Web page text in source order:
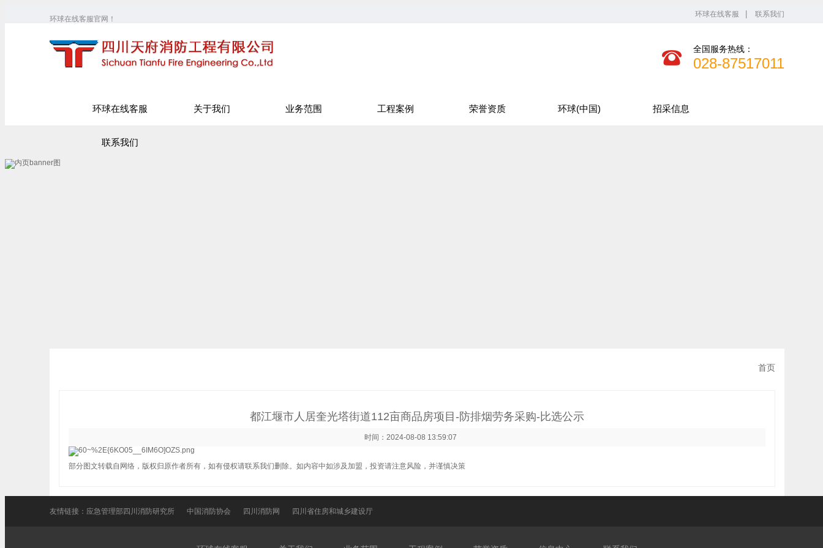
环球在线客服官网！
环球在线客服 联系我们
全国服务热线：
028-87517011
环球在线客服 关于我们 业务范围 工程案例 荣誉资质 环球(中国) 招采信息
联系我们
首页
都江堰市人居奎光塔街道112亩商品房项目-防排烟劳务采购-比选公示
时间：2024-08-08 13:59:07
部分图文转载自网络，版权归原作者所有，如有侵权请联系我们删除。如内容中如涉及加盟，投资请注意风险，并谨慎决策
友情链接： 应急管理部四川消防研究所 中国消防协会 四川消防网 四川省住房和城乡建设厅